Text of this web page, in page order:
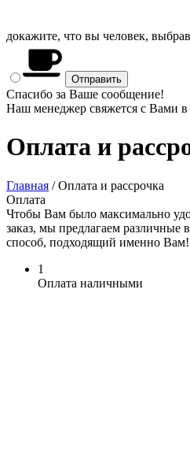
докажите, что вы человек, выбрав
Спасибо за Ваше сообщение!
Наш менеджер свяжется с Вами
Оплата и
Главная /Оплата и рассрочка
Оплата
Чтобы Вам было максимально
заказ, мы предлагаем
способ, подходящий именно Вам!
1
Оплата наличными